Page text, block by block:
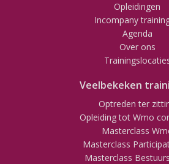
Opleidingen
Incompany
Agenda
Over ons
Veelbekeken
Optreden ter
Opleiding tot Wmo
Masterclass
Masterclass
Masterclass